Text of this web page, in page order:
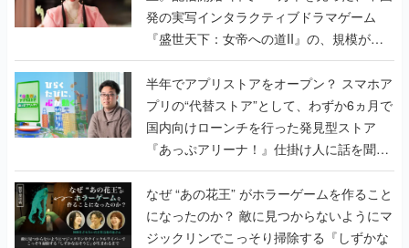
発の実写インタラクティブドラマゲーム
『盛世天下：女帝への道II』の、規模が違
うこだわりをプロデューサーに聞いた
半年でアプリストアをオープン？ スマホア
プリの“代替ストア”として、わずか6ヵ月で
国内向けローンチを行った発見型ストア
『あっぷアリーナ！』仕掛け人に話を聞い
てみた
なぜ “あの花王” がホラーゲームを作ること
になったのか？ 敵に見つからないようにマ
ジックリンでこっそり掃除する『しずかな